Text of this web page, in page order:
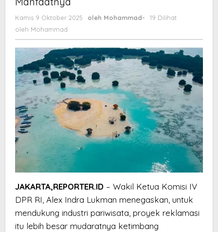
Kamis 9 Oktober 2025 oleh Mohammad-
19 Dilihat
oleh Mohammad
JAKARTA,REPORTER.ID – Wakil Ketua Komisi IV
DPR RI, Alex Indra Lukman menegaskan, untuk
mendukung industri pariwisata, proyek reklamasi
itu lebih besar mudaratnya ketimbang